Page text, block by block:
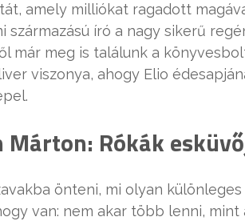
amely milliókat ragadott
származású író a nagy sikerű
már meg is találunk a
viszonya, ahogy Elio
Márton: Rókák
önteni, mi olyan
van: nem akar több lenni, mint